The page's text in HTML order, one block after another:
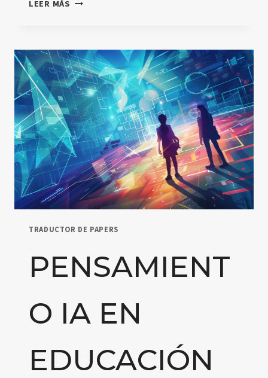
LEER MÁS
EDUCACIÓN:
UNA
REVOLUCIÓN
EN
LA
ENSEÑANZA
VIRTUAL
A
TRAVÉS
DE
ENTORNOS
INMERSIVOS
TRADUCTOR DE PAPERS
PENSAMIENT
O IA EN
EDUCACIÓN